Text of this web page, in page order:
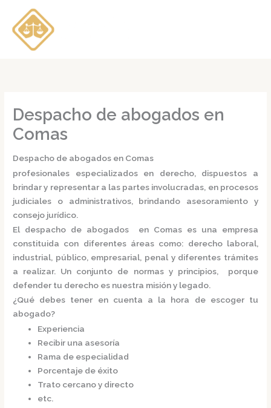
contenido
Despacho de abogados en
Comas
Despacho de abogados en Comas
profesionales especializados en derecho, dispuestos a
brindar y representar a las partes involucradas, en procesos
judiciales o administrativos, brindando asesoramiento y
consejo jurídico.
El despacho de abogados en Comas es una empresa
constituida con diferentes áreas como: derecho laboral,
industrial, público, empresarial, penal y diferentes trámites
a realizar. Un conjunto de normas y principios, porque
defender tu derecho es nuestra misión y legado.
¿Qué debes tener en cuenta a la hora de escoger tu
abogado?
Experiencia
Recibir una asesoría
Rama de especialidad
Porcentaje de éxito
Trato cercano y directo
etc.